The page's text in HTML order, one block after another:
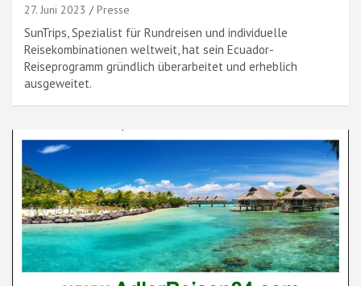
27. Juni 2023 Presse
SunTrips, Spezialist für Rundreisen und individuelle
Reisekombinationen weltweit, hat sein Ecuador-
Reiseprogramm gründlich überarbeitet und erheblich
ausgeweitet.